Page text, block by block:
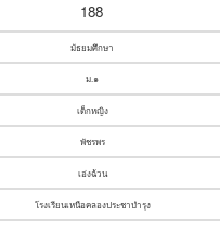
188
มัธยมศึกษา
ม.๑
เด็กหญิง
พัชรพร
เอ่งฉ้วน
โรงเรียนเหนือคลองประชาบำรุง